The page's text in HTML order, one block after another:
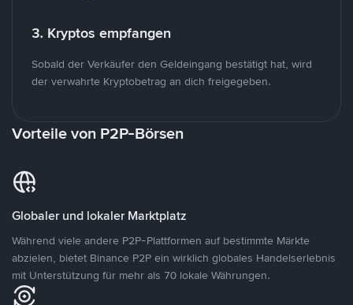
3. Kryptos empfangen
Sobald der Verkäufer den Geldeingang bestätigt hat, wird
der verwahrte Kryptobetrag an dich freigegeben.
Vorteile von P2P-Börsen
Globaler und lokaler Marktplatz
Während viele andere P2P-Plattformen auf bestimmte Märkte
abzielen, bietet Binance P2P ein wirklich globales Handelserlebnis
mit Unterstützung für mehr als 70 lokale Währungen.